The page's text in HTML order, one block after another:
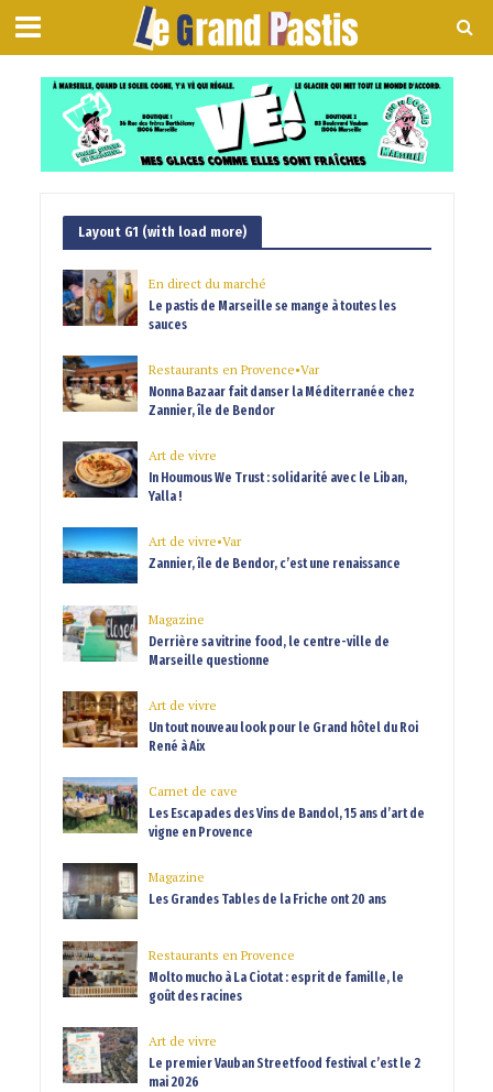
Layout G1 (with load more)
En direct du marché
Le pastis de Marseille se mange à toutes les
sauces
Restaurants en Provence•Var
Nonna Bazaar fait danser la Méditerranée chez
Zannier, île de Bendor
Art de vivre
In Houmous We Trust : solidarité avec le Liban,
Yalla !
Art de vivre•Var
Zannier, île de Bendor, c’est une renaissance
Magazine
Derrière sa vitrine food, le centre-ville de
Marseille questionne
Art de vivre
Un tout nouveau look pour le Grand hôtel du Roi
René à Aix
Carnet de cave
Les Escapades des Vins de Bandol, 15 ans d’art de
vigne en Provence
Magazine
Les Grandes Tables de la Friche ont 20 ans
Restaurants en Provence
Molto mucho à La Ciotat : esprit de famille, le
goût des racines
Art de vivre
Le premier Vauban Streetfood festival c’est le 2
mai 2026